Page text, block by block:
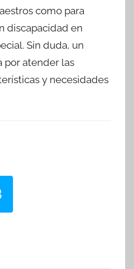
como para
discapacidad en
Sin duda, un
por atender las
y necesidades